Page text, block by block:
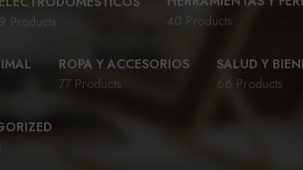
9 Products
40 Products
ROPA Y ACCESORIOS
77 Products
SALUD Y
66 Products